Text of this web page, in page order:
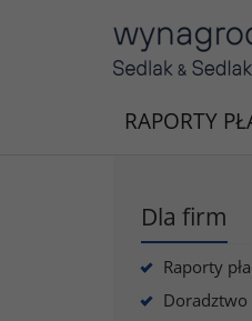
RAPORTY
Dla firm
Raporty
Doradztwo